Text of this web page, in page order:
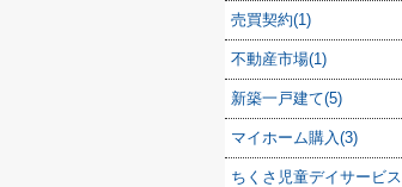
売買契約(1)
不動産市場(1)
新築一戸建て(5)
マイホーム購入(3)
ちくさ児童デイサービス